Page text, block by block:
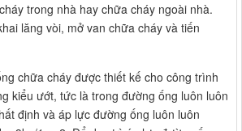
trong nhà hay chữa cháy ngoài nhà.
lăng vòi, mở van chữa cháy và tiến
được thiết kế cho công trình
kiểu ướt, tức là trong đường ống luôn luôn
định và áp lực đường ống luôn luôn